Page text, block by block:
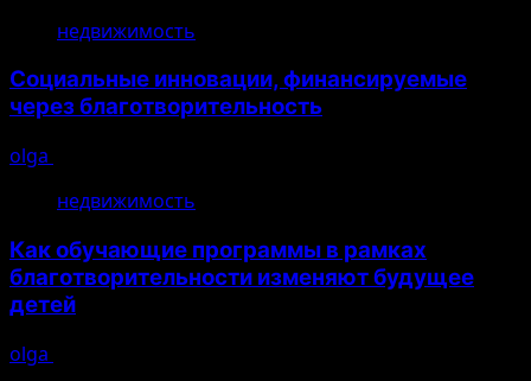
недвижимость
Социальные инновации, финансируемые
через благотворительность
olga
недвижимость
Как обучающие программы в рамках
благотворительности изменяют будущее
детей
olga